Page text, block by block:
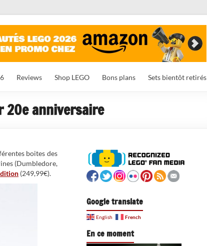
Reviews Shop LEGO Bons plans Sets bientôt retirés
20e anniversaire
boites des
(Dumbledore,
(249,99€).
Google translate
English French
En ce moment